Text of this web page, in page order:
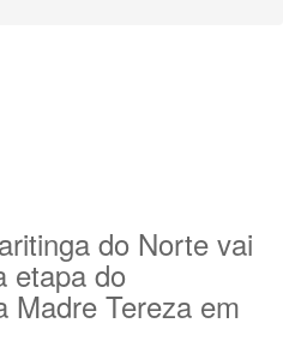
do Norte vai
etapa do
Madre Tereza em